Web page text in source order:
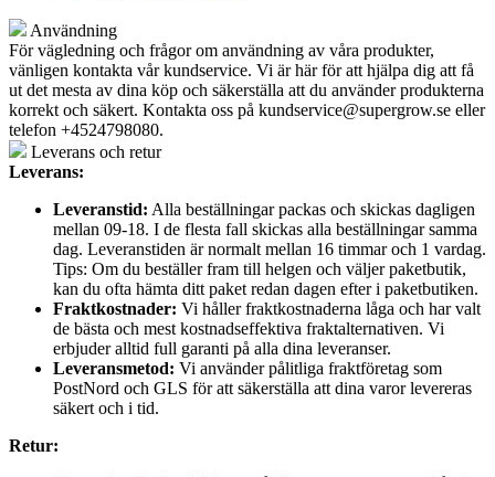
Användning
För vägledning och frågor om användning av våra produkter,
vänligen kontakta vår kundservice. Vi är här för att hjälpa dig att få
ut det mesta av dina köp och säkerställa att du använder produkterna
korrekt och säkert. Kontakta oss på kundservice@supergrow.se eller
telefon +4524798080.
Leverans och retur
Leverans:
Leveranstid: Alla beställningar packas och skickas dagligen
mellan 09-18. I de flesta fall skickas alla beställningar samma
dag. Leveranstiden är normalt mellan 16 timmar och 1 vardag.
Tips: Om du beställer fram till helgen och väljer paketbutik,
kan du ofta hämta ditt paket redan dagen efter i paketbutiken.
Fraktkostnader: Vi håller fraktkostnaderna låga och har valt
de bästa och mest kostnadseffektiva fraktalternativen. Vi
erbjuder alltid full garanti på alla dina leveranser.
Leveransmetod: Vi använder pålitliga fraktföretag som
PostNord och GLS för att säkerställa att dina varor levereras
säkert och i tid.
Retur: